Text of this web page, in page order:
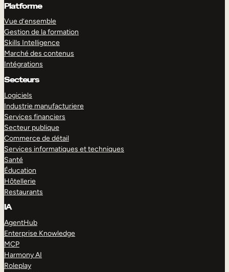
Platforme
Vue d’ensemble
Gestion de la formation
Skills Intelligence
Marché des contenus
Intégrations
Secteurs
Logiciels
Industrie manufacturiere
Services financiers
Secteur publique
Commerce de détail
Services informatiques et techniques
Santé
Éducation
Hôtellerie
Restaurants
IA
AgentHub
Enterprise Knowledge
MCP
Harmony AI
Roleplay